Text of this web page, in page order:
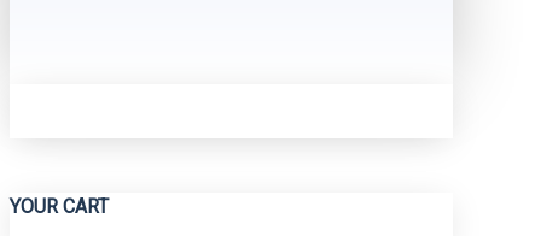
YOUR CART